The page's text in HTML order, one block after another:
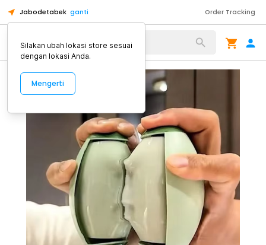
Jabodetabek ganti Order Tracking
Alat Kopi
Silakan ubah lokasi store sesuai
dengan lokasi Anda.
Mengerti